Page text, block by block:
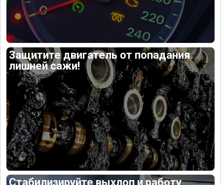
Защитите двигатель от попадания
лишней сажи!
Стабилизируйте выхлоп и работу